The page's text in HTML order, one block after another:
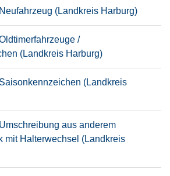
(Landkreis Harburg)
/
(Landkreis Harburg)
(Landkreis
aus anderem
mit Halterwechsel (Landkreis